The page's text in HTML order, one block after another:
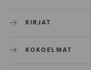
KIRJAT
KOKOELMAT